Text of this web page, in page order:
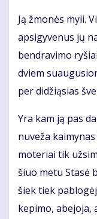
Ją žmo­nės my­li.
ap­si­gy­ve­nus jų
ben­dra­vi­mo
dviem
per di­dži­ą­sias
Yra kam ją pas
nu­ve­ža
mo­te­riai tik
šiuo me­tu Sta­sė
šiek tiek
ke­pi­mo,